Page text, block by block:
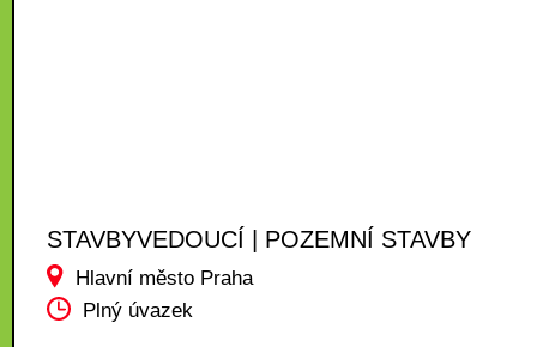
STAVBYVEDOUCÍ | POZEMNÍ STAVBY
Hlavní město Praha
Plný úvazek